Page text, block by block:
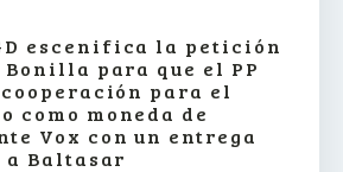
escenifica la petición
Bonilla para que el PP
para el
como moneda de
Vox con un entrega
a Baltasar